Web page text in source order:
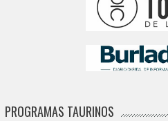
PROGRAMAS TAURINOS